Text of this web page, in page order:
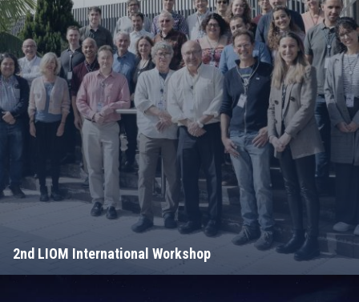
2nd LIOM International Workshop